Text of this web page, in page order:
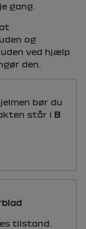
gang.
og
ved hjælp
den.
bør du
står i B
tilstand.